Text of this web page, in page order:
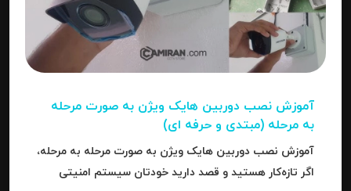
آموزش نصب دوربین هایک‌ ویژن به صورت مرحله‌
به‌ مرحله (مبتدی و حرفه ای)
آموزش نصب دوربین هایک‌ ویژن به صورت مرحله‌ به‌ مرحله،
اگر تازه‌کار هستید و قصد دارید خودتان سیستم امنیتی